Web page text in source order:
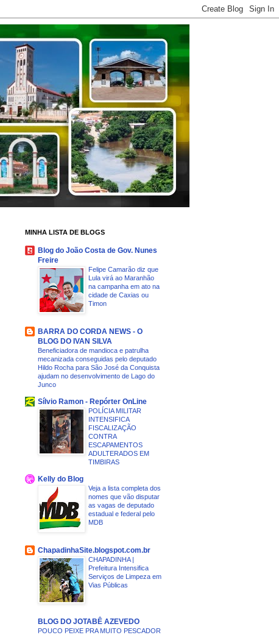
MINHA LISTA DE BLOGS
Blog do João Costa de Gov. Nunes
Freire
Felipe Camarão diz que
Lula virá ao Maranhão
na campanha em ato na
cidade de Caxias ou
Timon
BARRA DO CORDA NEWS - O
BLOG DO IVAN SILVA
Beneficiadora de mandioca e patrulha
mecanizada conseguidas pelo deputado
Hildo Rocha para São José da Conquista
ajudam no desenvolvimento de Lago do
Junco
Sílvio Ramon - Repórter OnLine
POLÍCIA MILITAR
INTENSIFICA
FISCALIZAÇÃO
CONTRA
ESCAPAMENTOS
ADULTERADOS EM
TIMBIRAS
Kelly do Blog
Veja a lista completa dos
nomes que vão disputar
as vagas de deputado
estadual e federal pelo
MDB
ChapadinhaSite.blogspot.com.br
CHAPADINHA |
Prefeitura Intensifica
Serviços de Limpeza em
Vias Públicas
BLOG DO JOTABÊ AZEVEDO
POUCO PEIXE PRA MUITO PESCADOR